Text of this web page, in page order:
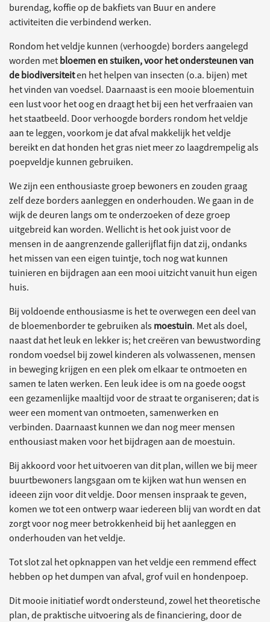
burendag, koffie op de bakfiets van Buur en andere
activiteiten die verbindend werken.
Rondom het veldje kunnen (verhoogde) borders aangelegd
worden met bloemen en stuiken, voor het ondersteunen van
de biodiversiteiten het helpen van insecten (o.a. bijen) met
het vinden van voedsel. Daarnaast is een mooie bloementuin
een lust voor het oog en draagt het bij een het verfraaien van
het staatbeeld. Door verhoogde borders rondom het veldje
aan te leggen, voorkom je dat afval makkelijk het veldje
bereikt en dat honden het gras niet meer zo laagdrempelig als
poepveldje kunnen gebruiken.
We zijn een enthousiaste groep bewoners en zouden graag
zelf deze borders aanleggen en onderhouden. We gaan in de
wijk de deuren langs om te onderzoeken of deze groep
uitgebreid kan worden. Wellicht is het ook juist voor de
mensen in de aangrenzende gallerijflat fijn dat zij, ondanks
het missen van een eigen tuintje, toch nog wat kunnen
tuinieren en bijdragen aan een mooi uitzicht vanuit hun eigen
huis.
Bij voldoende enthousiasme is het te overwegen een deel van
de bloemenborder te gebruiken als moestuin. Met als doel,
naast dat het leuk en lekker is; het creëren van bewustwording
rondom voedsel bij zowel kinderen als volwassenen, mensen
in beweging krijgen en een plek om elkaar te ontmoeten en
samen te laten werken. Een leuk idee is om na goede oogst
een gezamenlijke maaltijd voor de straat te organiseren; dat is
weer een moment van ontmoeten, samenwerken en
verbinden. Daarnaast kunnen we dan nog meer mensen
enthousiast maken voor het bijdragen aan de moestuin.
Bij akkoord voor het uitvoeren van dit plan, willen we bij meer
buurtbewoners langsgaan om te kijken wat hun wensen en
ideeen zijn voor dit veldje. Door mensen inspraak te geven,
komen we tot een ontwerp waar iedereen blij van wordt en dat
zorgt voor nog meer betrokkenheid bij het aanleggen en
onderhouden van het veldje.
Tot slot zal het opknappen van het veldje een remmend effect
hebben op het dumpen van afval, grof vuil en hondenpoep.
Dit mooie initiatief wordt ondersteund, zowel het theoretische
plan, de praktische uitvoering als de financiering, door de